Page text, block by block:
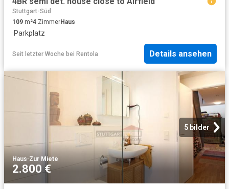
Stuttgart-Süd
109 m²4 ZimmerHaus
·Parkplatz
Seit letzter Woche bei Rentola Details ansehen
5 bilder
Haus·Zur Miete
2.800 €